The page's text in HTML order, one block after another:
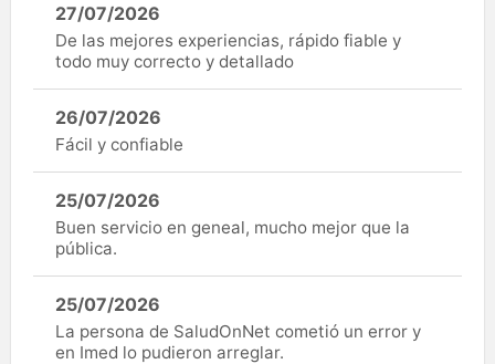
27/07/2026
De las mejores experiencias, rápido fiable y
todo muy correcto y detallado
26/07/2026
Fácil y confiable
25/07/2026
Buen servicio en geneal, mucho mejor que la
pública.
25/07/2026
La persona de SaludOnNet cometió un error y
en Imed lo pudieron arreglar.